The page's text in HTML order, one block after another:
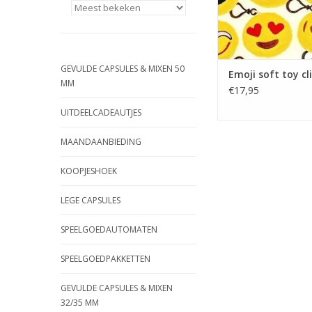
GEVULDE CAPSULES & MIXEN 50
MM
UITDEELCADEAUTJES
MAANDAANBIEDING
KOOPJESHOEK
LEGE CAPSULES
SPEELGOEDAUTOMATEN
SPEELGOEDPAKKETTEN
GEVULDE CAPSULES & MIXEN
32/35 MM
Emoji soft toy
€17,95